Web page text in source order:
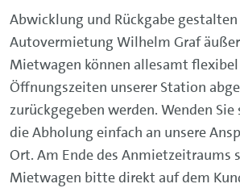
Abwicklung und Rückgabe
Autovermietung Wilhelm Graf
Mietwagen können allesamt
Öffnungszeiten unserer Station
zurückgegeben werden. Wenden Sie
die Abholung einfach an unsere
Ort. Am Ende des Anmietzeitraums
Mietwagen bitte direkt auf dem